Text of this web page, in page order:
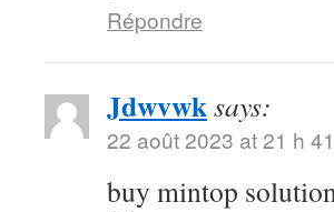
Répondre
Jdwvwksays:
22 août 2023 at 21 h
buy mintop